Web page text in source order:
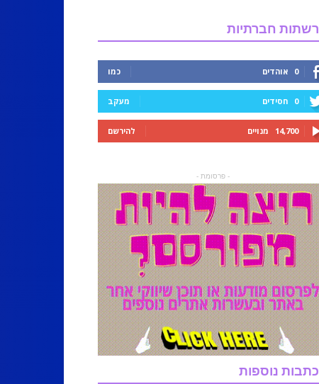
רשתות חברתיות
0 אוהדים כמו
0 חסידים מעקב
14,700 מנויים להירשם
- פרסומת -
כתבות נוספות